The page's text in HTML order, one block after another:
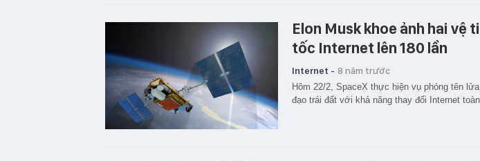
Elon Musk khoe ảnh hai vệ
tốc Internet lên 180 lần
Internet - 8 năm trước
Hôm 22/2, SpaceX thực hiện vụ phóng tên
đạo trái đất với khả năng thay đổi Internet